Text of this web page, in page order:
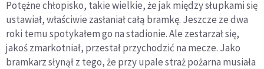
Potężne chłopisko, takie wielkie, że jak między słupkami się
ustawiał, właściwie zasłaniał całą bramkę. Jeszcze ze dwa
roki temu spotykałem go na stadionie. Ale zestarzał się,
jakoś zmarkotniał, przestał przychodzić na mecze. Jako
bramkarz słynął z tego, że przy upale straż pożarna musiała